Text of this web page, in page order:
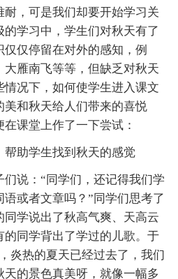
耐，可是我们却要开始学习关
学习中，学生们对秋天有了
仅停留在对外的感知，例
雁南飞等等，但缺乏对秋天
况下，如何使学生进入课文
和秋天给人们带来的喜悦
课堂上作了一下尝试：
帮助学生找到秋天的感觉
们说：“同学们，还记得我们学
或者文章吗？”同学们思考了
学说出了秋高气爽、天高云
同学背出了学过的儿歌。于
炎热的夏天已经过去了，我们
的景色真美呀，就像一幅多